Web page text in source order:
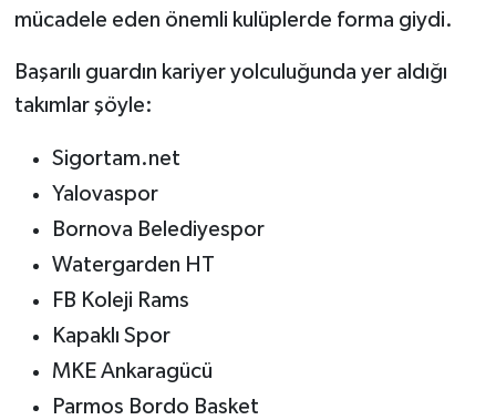
mücadele eden önemli kulüplerde forma giydi.
Başarılı guardın kariyer yolculuğunda yer aldığı
takımlar şöyle:
Sigortam.net
Yalovaspor
Bornova Belediyespor
Watergarden HT
FB Koleji Rams
Kapaklı Spor
MKE Ankaragücü
Parmos Bordo Basket